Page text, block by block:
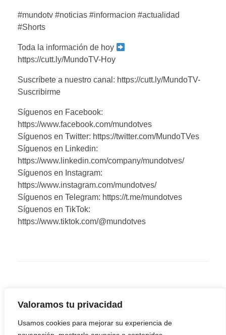
Valoramos tu privacidad
Usamos cookies para mejorar su experiencia de
#mundotv #noticias #informacion #actualidad
#Shorts
Toda la información de hoy
https://cutt.ly/MundoTV-Hoy
Suscríbete a nuestro canal: https://cutt.ly/MundoTV-
Suscribirme
Síguenos en Facebook:
https://www.facebook.com/mundotves
Síguenos en Twitter: https://twitter.com/MundoTVes
Síguenos en Linkedin:
https://www.linkedin.com/company/mundotves/
Síguenos en Instagram:
https://www.instagram.com/mundotves/
Síguenos en Telegram: https://t.me/mundotves
Síguenos en TikTok:
https://www.tiktok.com/@mundotves